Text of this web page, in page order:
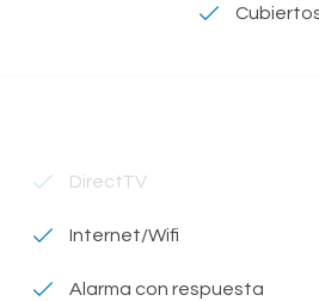
DirectTV
Internet/Wifi
Alarma con respuesta